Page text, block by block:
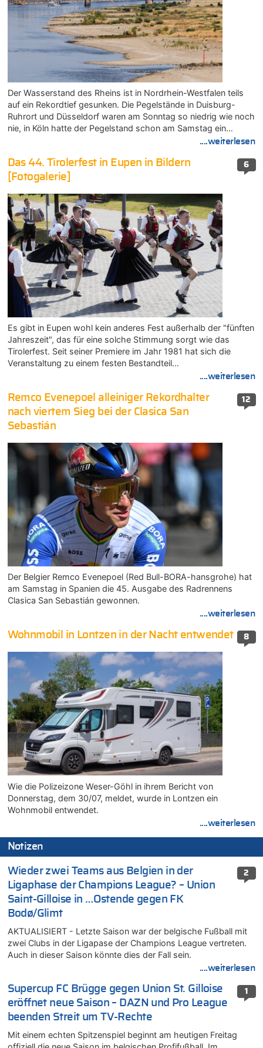
Der Wasserstand des Rheins ist in Nordrhein-Westfalen teils
auf ein Rekordtief gesunken. Die Pegelstände in Duisburg-
Ruhrort und Düsseldorf waren am Sonntag so niedrig wie noch
nie, in Köln hatte der Pegelstand schon am Samstag ein…
....weiterlesen
6
Das 44. Tirolerfest in Eupen in Bildern
[Fotogalerie]
Es gibt in Eupen wohl kein anderes Fest außerhalb der "fünften
Jahreszeit", das für eine solche Stimmung sorgt wie das
Tirolerfest. Seit seiner Premiere im Jahr 1981 hat sich die
Veranstaltung zu einem festen Bestandteil…
....weiterlesen
12
Remco Evenepoel alleiniger Rekordhalter
nach viertem Sieg bei der Clasica San
Sebastián
Der Belgier Remco Evenepoel (Red Bull-BORA-hansgrohe) hat
am Samstag in Spanien die 45. Ausgabe des Radrennens
Clasica San Sebastián gewonnen.
....weiterlesen
8
Wohnmobil in Lontzen in der Nacht entwendet
Wie die Polizeizone Weser-Göhl in ihrem Bericht von
Donnerstag, dem 30/07, meldet, wurde in Lontzen ein
Wohnmobil entwendet.
....weiterlesen
Notizen
2
Wieder zwei Teams aus Belgien in der
Ligaphase der Champions League? – Union
Saint-Gilloise in …Ostende gegen FK
Bodø/Glimt
AKTUALISIERT - Letzte Saison war der belgische Fußball mit
zwei Clubs in der Ligapase der Champions League vertreten.
Auch in dieser Saison könnte dies der Fall sein.
....weiterlesen
1
Supercup FC Brügge gegen Union St. Gilloise
eröffnet neue Saison – DAZN und Pro League
beenden Streit um TV-Rechte
Mit einem echten Spitzenspiel beginnt am heutigen Freitag